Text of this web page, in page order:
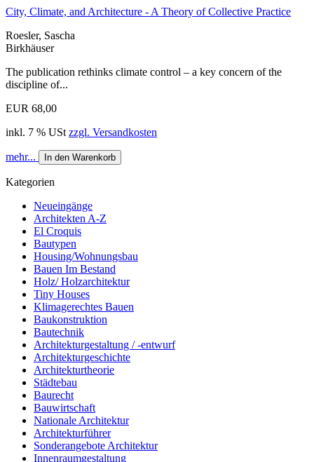
City, Climate, and Architecture - A Theory of Collective Practice
Roesler, Sascha
Birkhäuser
The publication rethinks climate control – a key concern of the
discipline of...
EUR 68,00
inkl. 7 % USt zzgl. Versandkosten
mehr... In den Warenkorb
Kategorien
Neueingänge
Architekten A-Z
El Croquis
Bautypen
Housing/Wohnungsbau
Bauen Im Bestand
Holz/ Holzarchitektur
Tiny Houses
Klimagerechtes Bauen
Baukonstruktion
Bautechnik
Architekturgestaltung / -entwurf
Architekturgeschichte
Architekturtheorie
Städtebau
Baurecht
Bauwirtschaft
Nationale Architektur
Architekturführer
Sonderangebote Architektur
Innenraumgestaltung